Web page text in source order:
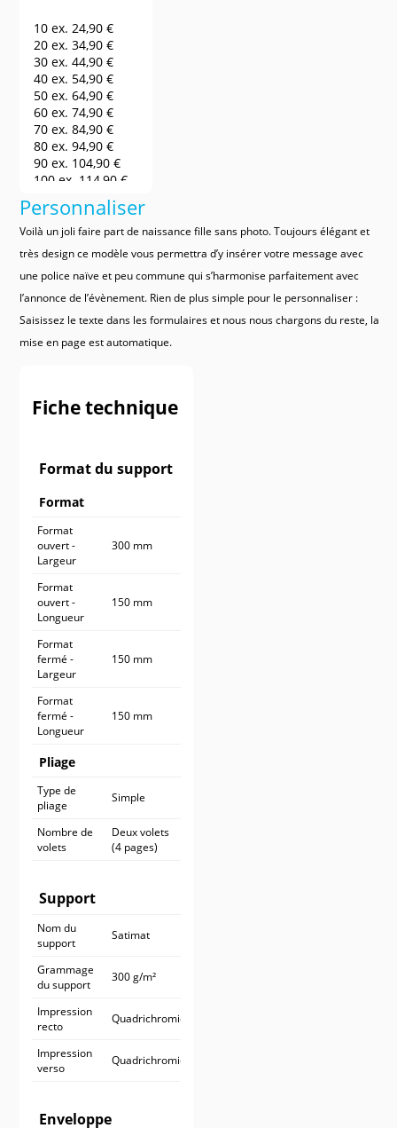
10 ex.24,90 €
20 ex.34,90 €
30 ex.44,90 €
40 ex. 54,90 €
50 ex.64,90 €
60 ex.74,90 €
70 ex.84,90 €
80 ex.94,90 €
90 ex. 104,90 €
100 ex. 114,90 €
164,90 €
200 ex.214,90 €
250 ex.264,90 €
300 ex.
314,90 €
400 ex.
500 ex.414,90 €
600 ex.464,90 €
700 ex.514,90 €
900 ex.614,90 €
Personnaliser
Voilà un joli faire part de naissance fille sans photo. Toujours élégant et
très design ce modèle vous permettra d’y insérer votre message avec
une police naïve et peu commune qui s’harmonise parfaitement avec
l’annonce de l’évènement. Rien de plus simple pour le personnaliser :
Saisissez le texte dans les formulaires et nous nous chargons du reste, la
mise en page est automatique.
Fiche technique
Format du support
Format
Format
ouvert -
Largeur
300 mm
Format
ouvert -
Longueur
150 mm
Format
fermé -
Largeur
150 mm
Format
fermé -
Longueur
150 mm
Pliage
Type de
pliage
Simple
Nombre de
volets
Deux volets
(4 pages)
Support
Nom du
support
Satimat
Grammage
du support
300 g/m²
Impression
recto
Quadrichromie
Impression
verso
Quadrichromie
Enveloppe